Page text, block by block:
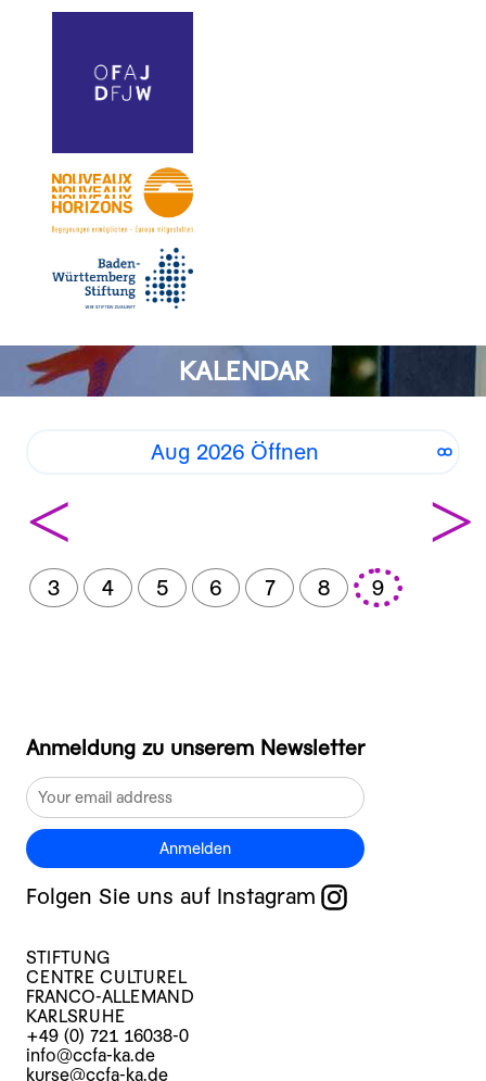
KALENDAR
Aug 2026 Öffnen
< >
3 4 5 6 7 8 9
Anmeldung zu unserem Newsletter
Anmelden
Folgen Sie uns auf Instagram
STIFTUNG
CENTRE CULTUREL
FRANCO-ALLEMAND
KARLSRUHE
+49 (0) 721 16038-0
info@ccfa-ka.de
kurse@ccfa-ka.de